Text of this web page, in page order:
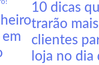
10 dicas
trarão mais
clientes
loja no dia